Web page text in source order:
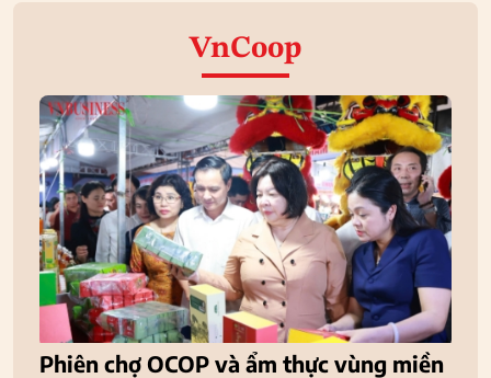
VnCoop
Phiên chợ OCOP và ẩm thực vùng miền